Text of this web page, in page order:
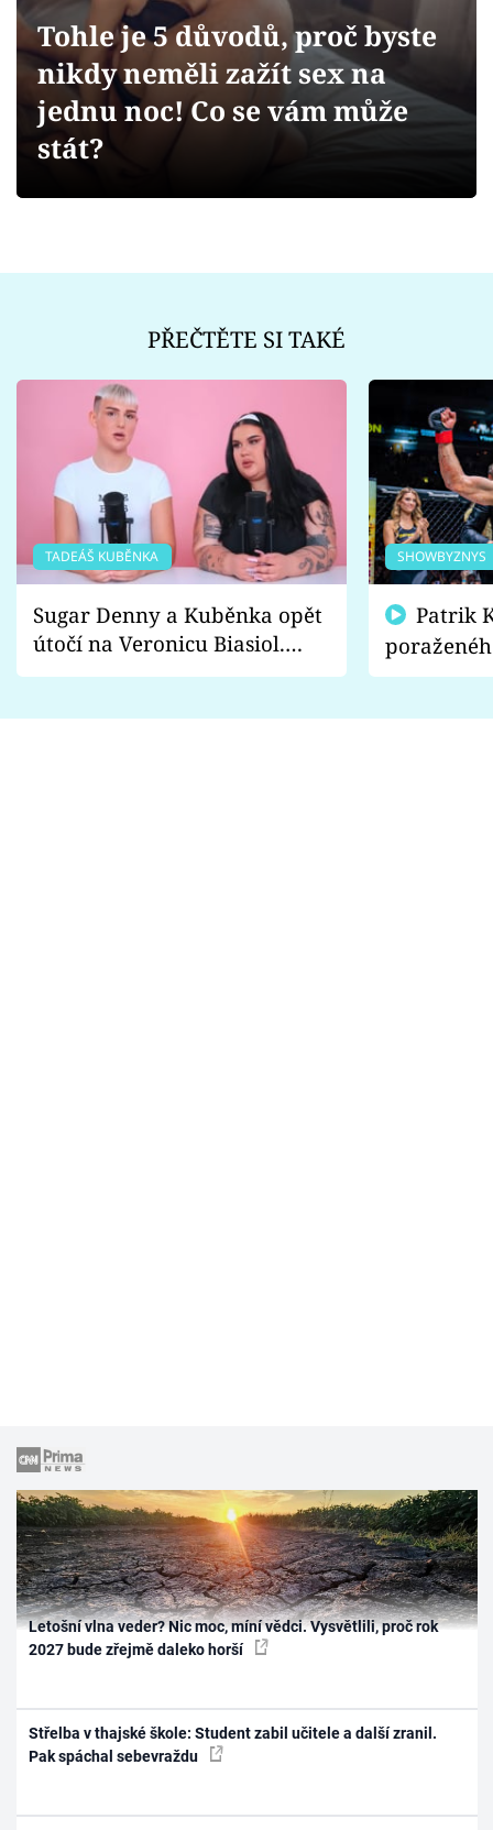
Videa
Sledujte prima+
Tohle je 5 důvodů, proč byste
nikdy neměli zažít sex na
jednu noc! Co se vám může
stát?
PŘEČTĚTE SI TAKÉ
TADEÁŠ KUBĚNKA
Sugar Denny a Kuběnka opět
útočí na Veronicu Biasiol.
Proč je podle nich falešná a
SHOWBYZNYS
fanoušci
Letošní vlna veder? Nic moc, míní vědci. Vysvětlili, proč rok
2027 bude zřejmě daleko horší
Střelba v thajské škole: Student zabil učitele a další zranil.
Pak spáchal sebevraždu